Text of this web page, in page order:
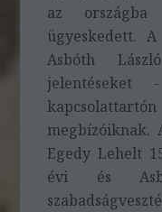
az
ügyeskedett.
Asbóth
jelentéseket
megbízóiknak.
Egedy Lehelt
évi és